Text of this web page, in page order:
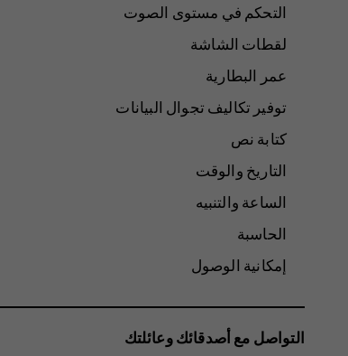
التحكم في مستوى الصوت
لقطات الشاشة
عمر البطارية
توفير تكاليف تجوال البيانات
كتابة نص
التاريخ والوقت
الساعة والتنبيه
الحاسبة
إمكانية الوصول
التواصل مع أصدقائك وعائلتك